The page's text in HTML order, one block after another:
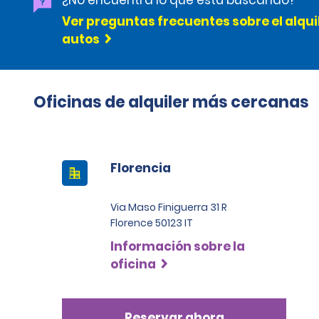
Ver preguntas frecuentes sobre el
autos
Oficinas de alquiler más cercanas
Florencia
Via Maso Finiguerra 31 R
Florence 50123 IT
Información sobre la
oficina